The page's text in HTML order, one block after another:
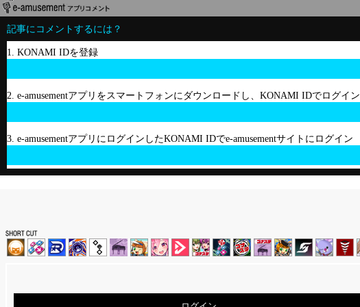
記事にコメントするには？
1. KONAMI IDを登録
2. e-amusementアプリをスマートフォンにダウンロードし、KONAMI IDでログイン
3. e-amusementアプリにログインしたKONAMI IDでe-amusementサイトにログイン